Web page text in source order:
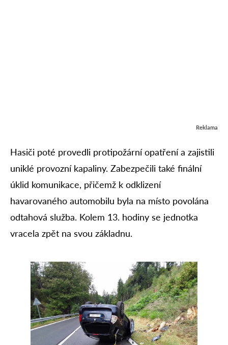
Reklama
Hasiči poté provedli protipožární opatření a zajistili
uniklé provozní kapaliny. Zabezpečili také finální
úklid komunikace, přičemž k odklizení
havarovaného automobilu byla na místo povolána
odtahová služba. Kolem 13. hodiny se jednotka
vracela zpět na svou základnu.